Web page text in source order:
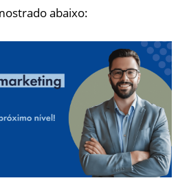
abaixo: